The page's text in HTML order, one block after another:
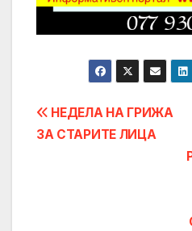
Post
navigation
НЕДЕЛА НА ГРИЖА
ЗА СТАРИТЕ ЛИЦА